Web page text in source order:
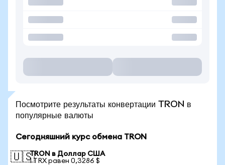
Посмотрите результаты конвертации TRON в
популярные валюты
Сегодняшний курс обмена TRON
🇺🇸TRON в Доллар США
1 TRX равен 0,3286 $